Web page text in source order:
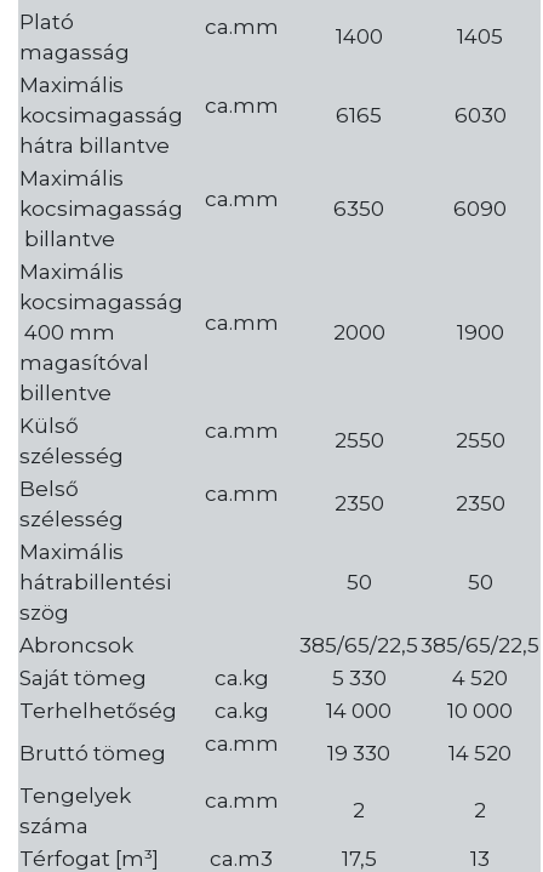
Plató
magasság
ca.mm 1400
1405
Maximális
kocsimagasság
hátra billantve
ca.mm 6165 6030
Maximális
kocsimagasság
billantve
ca.mm 6350 6090
Maximális
kocsimagasság
400 mm
magasítóval
billentve
ca.mm 2000 1900
Külső
szélesség
ca.mm 2550
2550
Belső
szélesség
ca.mm 2350
2350
Maximális
hátrabillentési
szög
50 50
Abroncsok 385/65/22,5385/65/22,5
Saját tömeg
ca.kg 5 330
4 520
Terhelhetőség
ca.kg 14 000
10 000
Bruttó tömeg
ca.mm 19 330
14 520
Tengelyek
száma
ca.mm 2
2
Térfogat [m³]
ca.m3 17,5
13